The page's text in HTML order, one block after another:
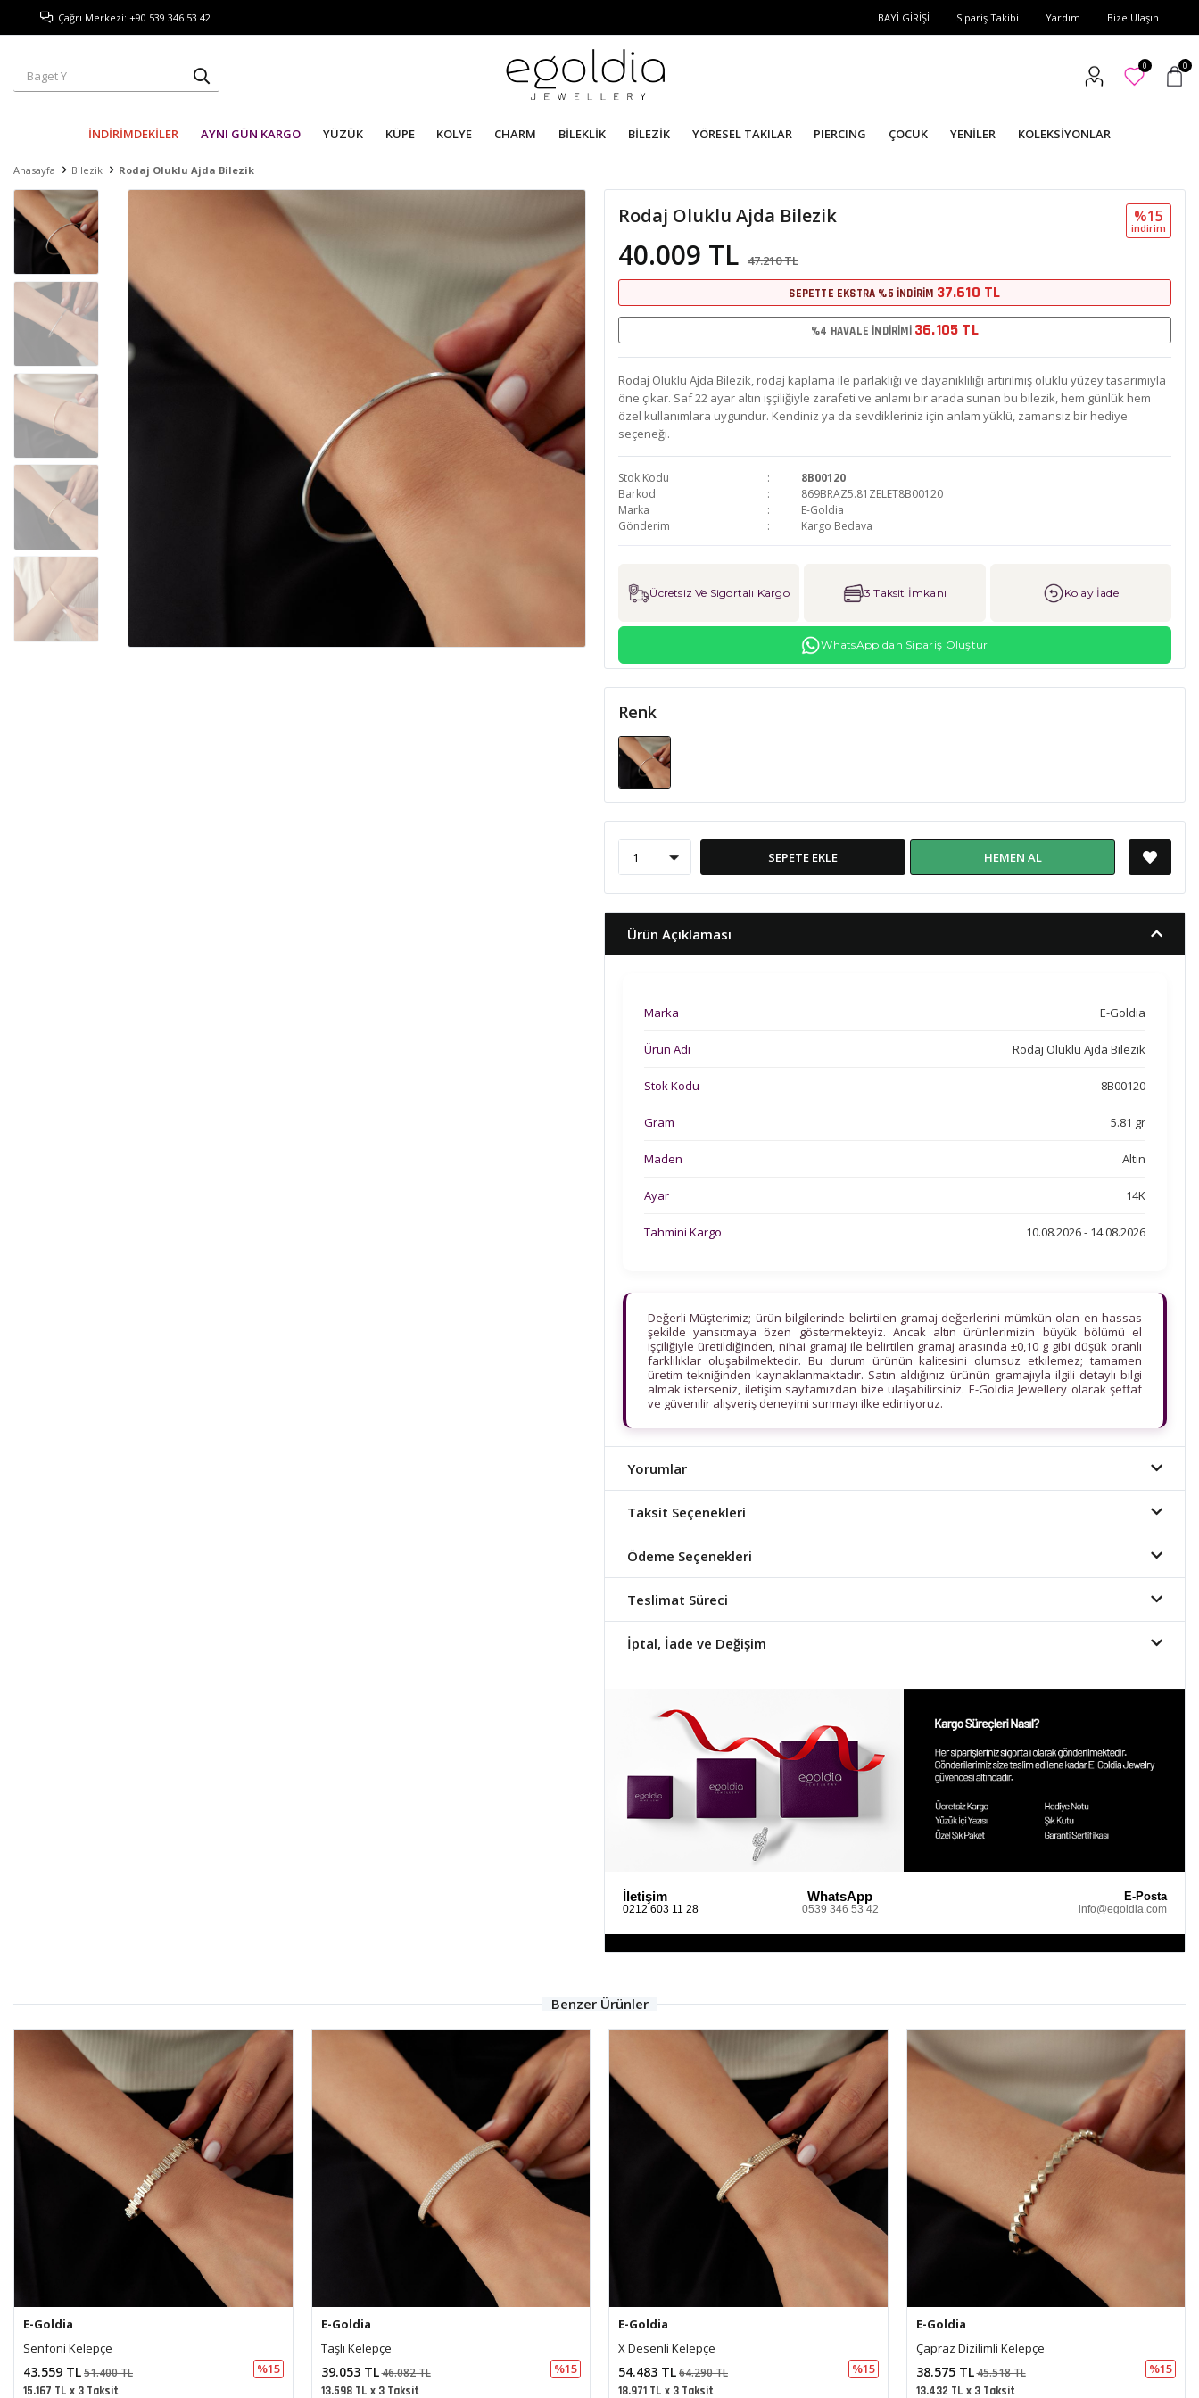
Çağrı Merkezi: +90 539 346 53 42 BAYİ GİRİŞİ Sipariş Takibi Yardım Bize Ulaşın
0 0
İNDİRİMDEKİLER AYNI GÜN KARGO YÜZÜK KÜPE KOLYE CHARM BİLEKLİK BİLEZİK YÖRESEL TAKILAR PIERCING ÇOCUK YENİLER KOLEKSİYONLAR
Anasayfa Bilezik Rodaj Oluklu Ajda Bilezik
Rodaj Oluklu Ajda Bilezik
40.009 TL 47.210 TL
%15
i̇ndi̇ri̇m
SEPETTE EKSTRA %5 İNDİRİM 37.610 TL
%4 HAVALE İNDİRİMİ 36.105 TL
Rodaj Oluklu Ajda Bilezik, rodaj kaplama ile parlaklığı ve dayanıklılığı artırılmış oluklu yüzey tasarımıyla
öne çıkar. Saf 22 ayar altın işçiliğiyle zarafeti ve anlamı bir arada sunan bu bilezik, hem günlük hem
özel kullanımlara uygundur. Kendiniz ya da sevdikleriniz için anlam yüklü, zamansız bir hediye
seçeneği.
Stok Kodu
8B00120
Barkod
869BRAZ5.81ZELET8B00120
Marka
E-Goldia
Gönderim
Kargo Bedava
Ücretsiz Ve Sigortalı Kargo 3 Taksit İmkanı Kolay İade
WhatsApp'dan Sipariş Oluştur
Renk
SEPETE EKLE HEMEN AL
Ürün Açıklaması
Marka E-Goldia
Ürün Adı Rodaj Oluklu Ajda Bilezik
Stok Kodu 8B00120
Gram 5.81 gr
Maden Altın
Ayar 14K
Tahmini Kargo 10.08.2026 - 14.08.2026
Değerli Müşterimiz; ürün bilgilerinde belirtilen gramaj değerlerini mümkün olan en hassas
şekilde yansıtmaya özen göstermekteyiz. Ancak altın ürünlerimizin büyük bölümü el
işçiliğiyle üretildiğinden, nihai gramaj ile belirtilen gramaj arasında ±0,10 g gibi düşük oranlı
farklılıklar oluşabilmektedir. Bu durum ürünün kalitesini olumsuz etkilemez; tamamen
üretim tekniğinden kaynaklanmaktadır. Satın aldığınız ürünün gramajıyla ilgili detaylı bilgi
almak isterseniz, iletişim sayfamızdan bize ulaşabilirsiniz. E-Goldia Jewellery olarak şeffaf
ve güvenilir alışveriş deneyimi sunmayı ilke ediniyoruz.
Yorumlar
Taksit Seçenekleri
Ödeme Seçenekleri
Teslimat Süreci
İptal, İade ve Değişim
İletişim
0212 603 11 28
WhatsApp
0539 346 53 42
E-Posta
info@egoldia.com
Benzer Ürünler
E-Goldia
Taşlı Kelepçe
39.053 TL46.082 TL %15
13.598 TL x 3 Taksit
E-Goldia
X Desenli Kelepçe
54.483 TL64.290 TL %15
18.971 TL x 3 Taksit
E-Goldia
Çapraz Dizilimli Kelepçe
38.575 TL45.518 TL %15
13.432 TL x 3 Taksit
E-Goldia
Taşlı Kelepçe
45.607 TL53.817 TL %15
15.880 TL x 3 Taksit